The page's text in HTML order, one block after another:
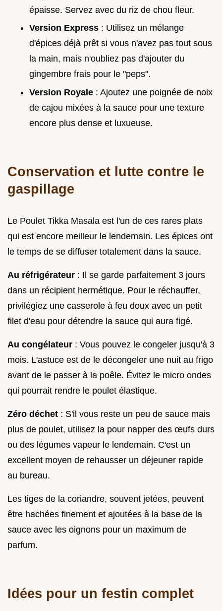
épaisse. Servez avec du riz de chou fleur.
Version Express : Utilisez un mélange
d'épices déjà prêt si vous n'avez pas tout sous
la main, mais n'oubliez pas d'ajouter du
gingembre frais pour le "peps".
Version Royale : Ajoutez une poignée de noix
de cajou mixées à la sauce pour une texture
encore plus dense et luxueuse.
Conservation et lutte contre le
gaspillage
Le Poulet Tikka Masala est l'un de ces rares plats
qui est encore meilleur le lendemain. Les épices ont
le temps de se diffuser totalement dans la sauce.
Au réfrigérateur : Il se garde parfaitement 3 jours
dans un récipient hermétique. Pour le réchauffer,
privilégiez une casserole à feu doux avec un petit
filet d'eau pour détendre la sauce qui aura figé.
Au congélateur : Vous pouvez le congeler jusqu'à 3
mois. L'astuce est de le décongeler une nuit au frigo
avant de le passer à la poêle. Évitez le micro ondes
qui pourrait rendre le poulet élastique.
Zéro déchet : S'il vous reste un peu de sauce mais
plus de poulet, utilisez la pour napper des œufs durs
ou des légumes vapeur le lendemain. C'est un
excellent moyen de rehausser un déjeuner rapide
au bureau.
Les tiges de la coriandre, souvent jetées, peuvent
être hachées finement et ajoutées à la base de la
sauce avec les oignons pour un maximum de
parfum.
Idées pour un festin complet